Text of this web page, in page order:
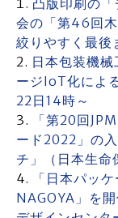
凸版印刷の
会の「第46回
絞りやすく最後
日本包装機
ージIoT化によ
22日14時～
「第20回
ード2022」の
チ」（日本生
「日本パッ
NAGOYA」を